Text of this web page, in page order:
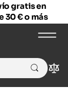
gratis en
30 € o más